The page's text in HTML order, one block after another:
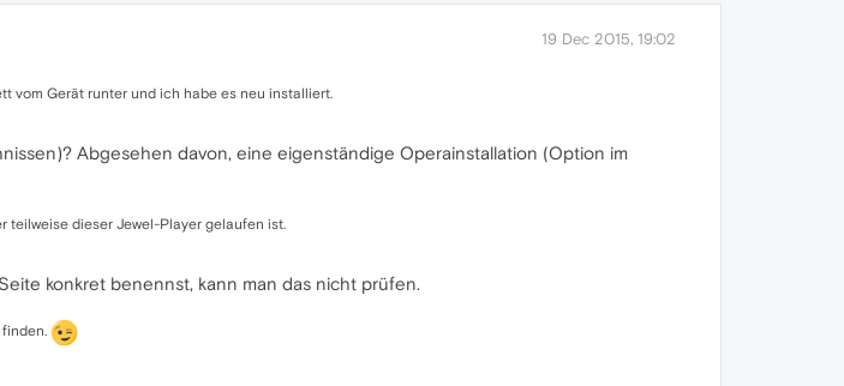
19 Dec 2015, 19:02
vom Gerät runter und ich habe es neu installiert.
Abgesehen davon, eine eigenständige Operainstallation (Option im
teilweise dieser Jewel-Player gelaufen ist.
konkret benennst, kann man das nicht prüfen.